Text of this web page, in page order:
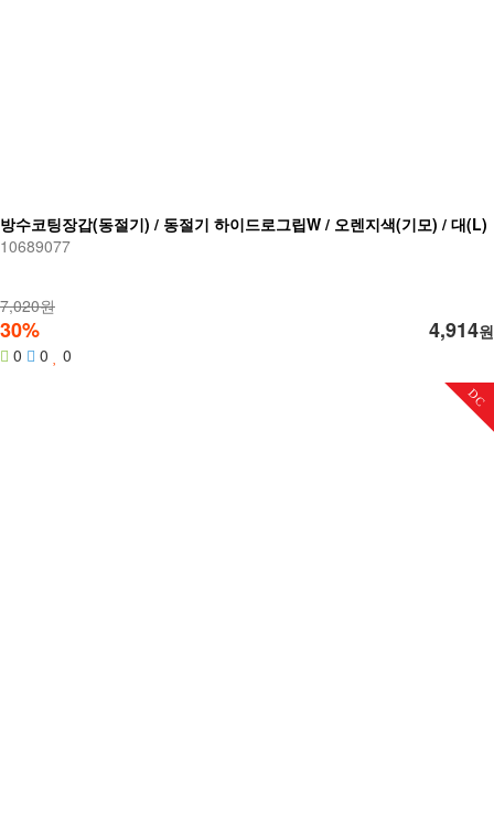
방수코팅장갑(동절기) / 동절기 하이드로그립W / 오렌지색(기모) / 대(L)
10689077
7,020원
30% 4,914원
0
0 0
DC